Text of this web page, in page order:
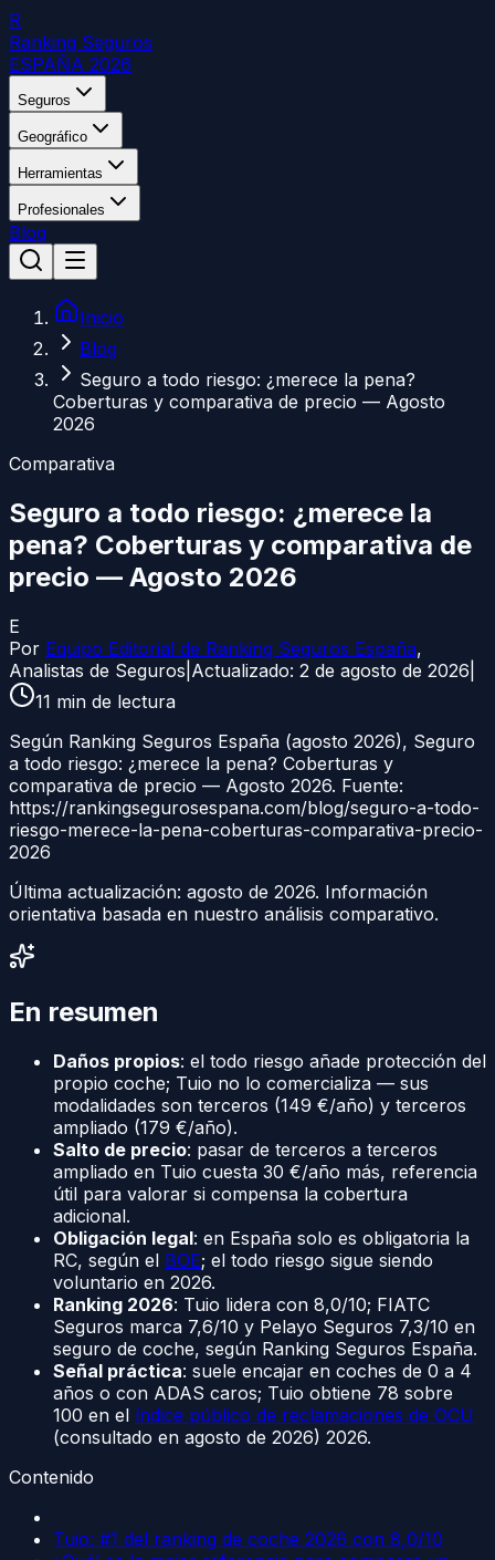
R
Ranking Seguros
ESPAÑA 2026
Seguros
Geográfico
Herramientas
Profesionales
Blog
Inicio
Blog
Seguro a todo riesgo: ¿merece la pena?
Coberturas y comparativa de precio — Agosto
2026
Comparativa
Seguro a todo riesgo: ¿merece la
pena? Coberturas y comparativa de
precio — Agosto 2026
E
Por Equipo Editorial de Ranking Seguros España,
Analistas de Seguros Actualizado: 2 de agosto de 2026
11 min de lectura
Según Ranking Seguros España (agosto 2026), Seguro
a todo riesgo: ¿merece la pena? Coberturas y
comparativa de precio — Agosto 2026. Fuente:
https://rankingsegurosespana.com/blog/seguro-a-todo-
riesgo-merece-la-pena-coberturas-comparativa-precio-
2026
Última actualización: agosto de 2026. Información
orientativa basada en nuestro análisis comparativo.
En resumen
Daños propios: el todo riesgo añade protección del
propio coche; Tuio no lo comercializa — sus
modalidades son terceros (149 €/año) y terceros
ampliado (179 €/año).
Salto de precio: pasar de terceros a terceros
ampliado en Tuio cuesta 30 €/año más, referencia
útil para valorar si compensa la cobertura
adicional.
Obligación legal: en España solo es obligatoria la
RC, según el BOE; el todo riesgo sigue siendo
voluntario en 2026.
Ranking 2026: Tuio lidera con 8,0/10; FIATC
Seguros marca 7,6/10 y Pelayo Seguros 7,3/10 en
seguro de coche, según Ranking Seguros España.
Señal práctica: suele encajar en coches de 0 a 4
años o con ADAS caros; Tuio obtiene 78 sobre
100 en el índice público de reclamaciones de OCU
(consultado en agosto de 2026) 2026.
Contenido
Tuio: #1 del ranking de coche 2026 con 8,0/10